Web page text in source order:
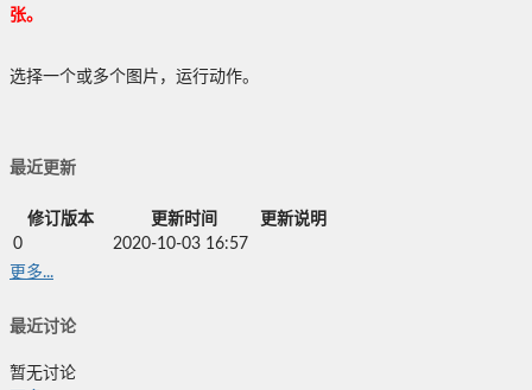
张。
选择一个或多个图片，运行动作。
最近更新
修订版本 更新时间
更新说明
0
2020-10-03 16:57
更多...
最近讨论
暂无讨论